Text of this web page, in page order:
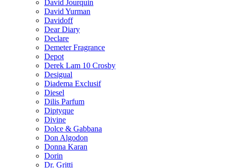
David Jourquin
David Yurman
Davidoff
Dear Diary
Declare
Demeter Fragrance
Depot
Derek Lam 10 Crosby
Desigual
Diadema Exclusif
Diesel
Dilis Parfum
Diptyque
Divine
Dolce & Gabbana
Don Algodon
Donna Karan
Dorin
Dr. Gritti